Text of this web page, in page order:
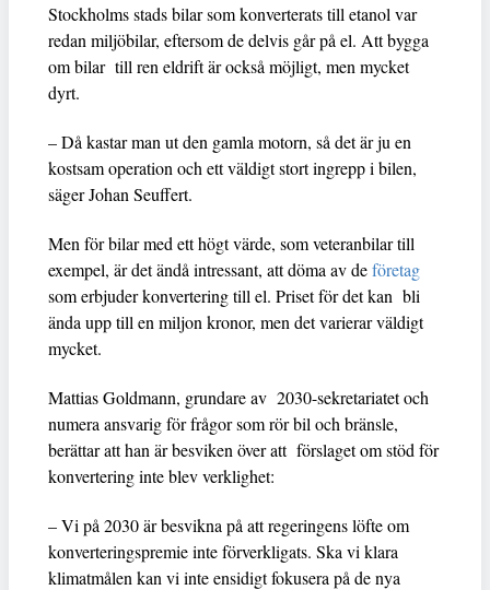
Stockholms stads bilar som konverterats till etanol var
redan miljöbilar, eftersom de delvis går på el. Att bygga
om bilar till ren eldrift är också möjligt, men mycket
dyrt.
– Då kastar man ut den gamla motorn, så det är ju en
kostsam operation och ett väldigt stort ingrepp i bilen,
säger Johan Seuffert.
Men för bilar med ett högt värde, som veteranbilar till
exempel, är det ändå intressant, att döma av deföretag
som erbjuder konvertering till el. Priset för det kan bli
ända upp till en miljon kronor, men det varierar väldigt
mycket.
Mattias Goldmann, grundare av 2030-sekretariatet och
numera ansvarig för frågor som rör bil och bränsle,
berättar att han är besviken över att förslaget om stöd för
konvertering inte blev verklighet:
– Vi på 2030 är besvikna på att regeringens löfte om
konverteringspremie inte förverkligats. Ska vi klara
klimatmålen kan vi inte ensidigt fokusera på de nya